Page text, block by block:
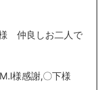
仲良しお二人で
様感謝,〇下様